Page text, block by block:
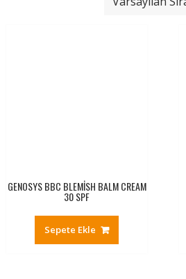
GENOSYS BBC BLEMİSH BALM CREAM
30 SPF
Sepete Ekle